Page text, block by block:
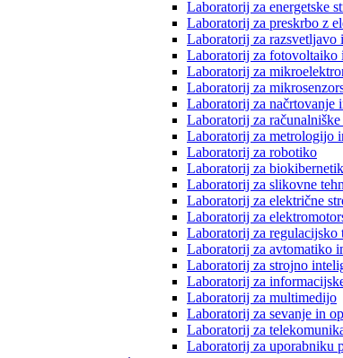
Laboratorij za energetske
Laboratorij za preskrbo z
Laboratorij za razsvetljavo
Laboratorij za fotovoltaiko
Laboratorij za
Laboratorij za
Laboratorij za načrtovanje
Laboratorij za
Laboratorij za metrologijo
Laboratorij za robotiko
Laboratorij za
Laboratorij za slikovne
Laboratorij za električne
Laboratorij za
Laboratorij za
Laboratorij za avtomatiko
Laboratorij za strojno
Laboratorij za
Laboratorij za multimedijo
Laboratorij za sevanje in
Laboratorij za
Laboratorij za uporabniku